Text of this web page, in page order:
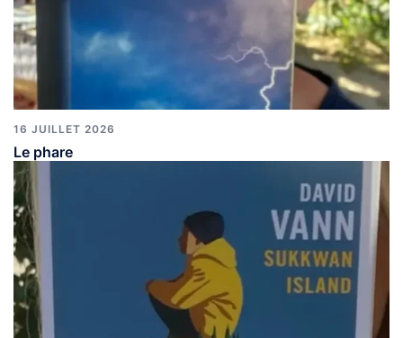
16 JUILLET 2026
Le phare